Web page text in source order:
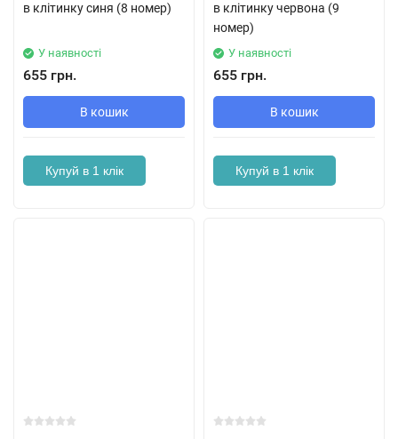
в клітинку синя (8 номер)
У наявності
655 грн.
В кошик
Купуй в 1 клік
в клітинку червона (9
номер)
У наявності
655 грн.
В кошик
Купуй в 1 клік